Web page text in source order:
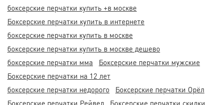
боксерские перчатки купить +в москве
Боксерские перчатки купить в интернете
боксерские перчатки купить в москве
боксерские перчатки купить в москве дешево
боксерские перчатки мма
Боксерские перчатки мужские
Боксерские перчатки на 12 лет
боксерские перчатки недорого
Боксерские перчатки Орёл